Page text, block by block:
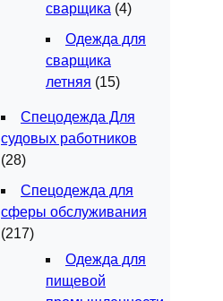
сварщика (4)
Одежда для
сварщика
летняя (15)
Спецодежда Для
судовых работников
(28)
Спецодежда для
сферы обслуживания
(217)
Одежда для
пищевой